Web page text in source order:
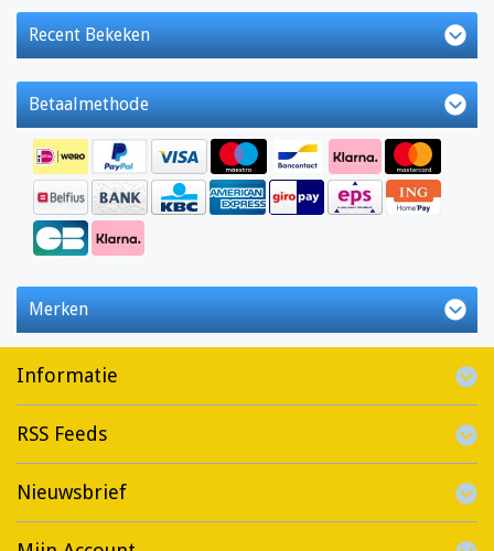
Recent Bekeken
Betaalmethode
Merken
Informatie
RSS Feeds
Nieuwsbrief